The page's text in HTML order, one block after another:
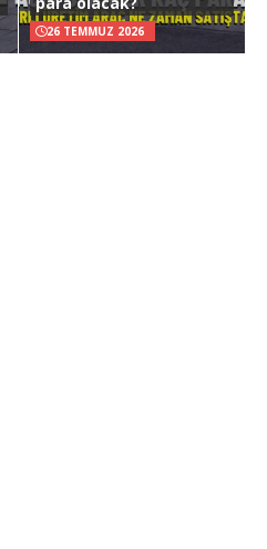
26 TEMMUZ 2026